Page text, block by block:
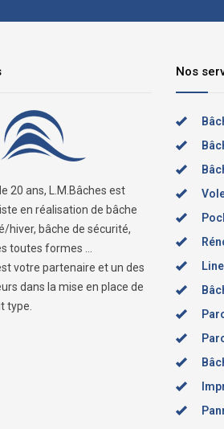
20 ans, L.M.Bâches est
en réalisation de bâche
hiver, bâche de sécurité,
toutes formes ...
votre partenaire et un des
dans la mise en place de
type.
Nos